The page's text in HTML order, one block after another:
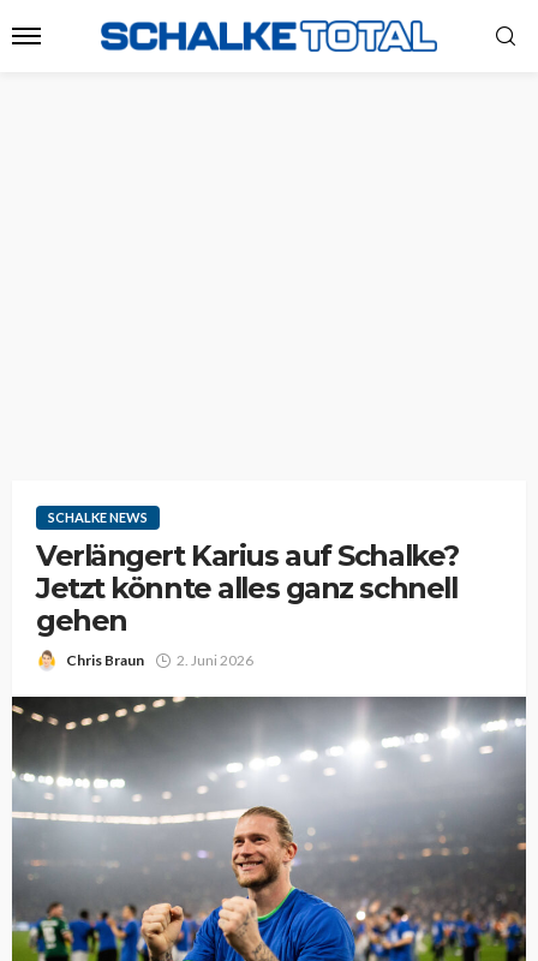
SCHALKE NEWS
Verlängert Karius auf Schalke?
Jetzt könnte alles ganz schnell
gehen
Chris Braun 2. Juni 2026